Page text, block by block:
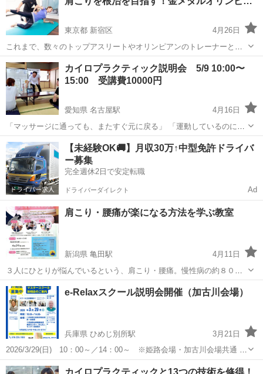
■■■■■■■■■■■■■■■■■ ①【...
東京都 新宿区
4月26日
これまで、数々のトップアスリートやオリンピアンのトレーナーとし
て活躍してきた遠山先生のYouTubeチャンネルを作ることになり、実
際に、身体に不調がある方（腰が痛い、肩が痛い、関節が痛いなど）
でお困りの方の、姿勢改善をするリ...
東京 新宿区 カイロ
カイロプラクティック説明会 5/9 10:00〜
15:00 受講費10000円
愛知県 名古屋駅
4月16日
「マッサージに通っても、またすぐ元に戻る」 「運動しているのに、
なかなか体が変わらない」 その原因、“筋肉”ではなく“姿勢と骨格”にあ
るかもしれません。 本説明会では、カイロプラクティックの視点から
なぜ不調...
愛知 名古屋市 名古屋駅 カイロ カイロプラクティック
【未経験OK🚚】月収30万↑中型免許ドライバ
ー募集
完全週休2日で安定転職
ドライバーダイレクト Ad
肩こり・腰痛が楽になる方法を学ぶ教室
新潟県 亀田駅
4月11日
３人にひとりが悩んでいるという、肩こり・腰痛。慢性病の約８０％
は生活習慣による骨盤と背骨の歪みに原因があると言われてます。 カ
イロプラクティックで歪みを整えて快適に過ごす方法を楽しく学んで
みませんか？
新潟 新潟市 カイロ 肩こり
e-Relaxスクール説明会開催（加古川会場）
兵庫県 ひめじ別所駅
3月21日
2026/3/29(日) 10：00～／14：00～ ※姫路会場・加古川会場共通 ※
希望者は別日に個別開催も可 当スクールではカイロプラクティックと
兵庫 姫路市 ひめじ別所駅 カイロ リンパドレナージュ
カイロプラクティックと13つの技術を修得！